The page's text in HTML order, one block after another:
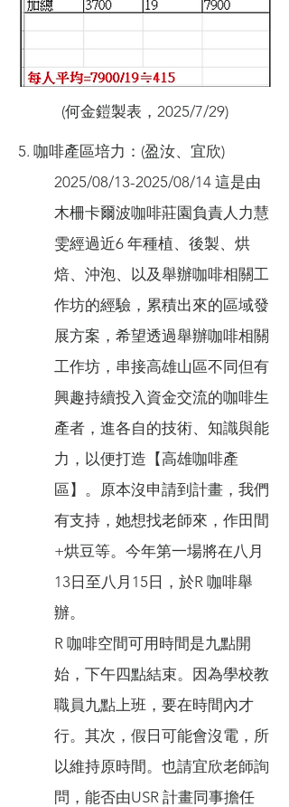
(何金鎧製表，2025/7/29)
5. 咖啡產區培力：(盈汝、宜欣)
2025/08/13-2025/08/14 這是由
木柵卡爾波咖啡莊園負責人力慧
雯經過近6 年種植、後製、烘
焙、沖泡、以及舉辦咖啡相關工
作坊的經驗，累積出來的區域發
展方案，希望透過舉辦咖啡相關
工作坊，串接高雄山區不同但有
興趣持續投入資金交流的咖啡生
產者，進各自的技術、知識與能
力，以便打造【高雄咖啡產
區】。原本沒申請到計畫，我們
有支持，她想找老師來，作田間
+烘豆等。今年第一場將在八月
13日至八月15日，於R 咖啡舉
辦。
R 咖啡空間可用時間是九點開
始，下午四點結束。因為學校教
職員九點上班，要在時間內才
行。其次，假日可能會沒電，所
以維持原時間。也請宜欣老師詢
問，能否由USR 計畫同事擔任